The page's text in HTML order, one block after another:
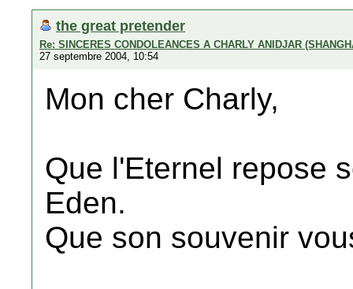
the great pretender
Re: SINCERES CONDOLEANCES A CHARLY ANIDJAR
27 septembre 2004, 10:54
Mon cher Charly,
Que l'Eternel repose
Eden.
Que son souvenir